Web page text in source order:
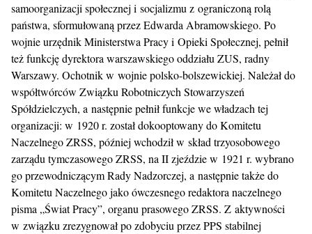
samoorganizacji społecznej i socjalizmu z ograniczoną rolą
państwa, sformułowaną przez Edwarda Abramowskiego. Po
wojnie urzędnik Ministerstwa Pracy i Opieki Społecznej, pełnił
też funkcję dyrektora warszawskiego oddziału ZUS, radny
Warszawy. Ochotnik w wojnie polsko-bolszewickiej. Należał do
współtwórców Związku Robotniczych Stowarzyszeń
Spółdzielczych, a następnie pełnił funkcje we władzach tej
organizacji: w 1920 r. został dokooptowany do Komitetu
Naczelnego ZRSS, później wchodził w skład trzyosobowego
zarządu tymczasowego ZRSS, na II zjeździe w 1921 r. wybrano
go przewodniczącym Rady Nadzorczej, a następnie także do
Komitetu Naczelnego jako ówczesnego redaktora naczelnego
pisma „Świat Pracy”, organu prasowego ZRSS. Z aktywności
w związku zrezygnował po zdobyciu przez PPS stabilnej